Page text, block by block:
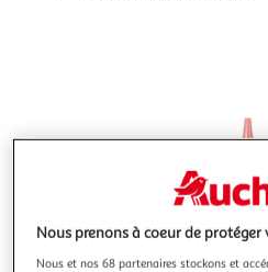
Nous prenons à coeur de protéger
Nous et nos 68 partenaires stockons et